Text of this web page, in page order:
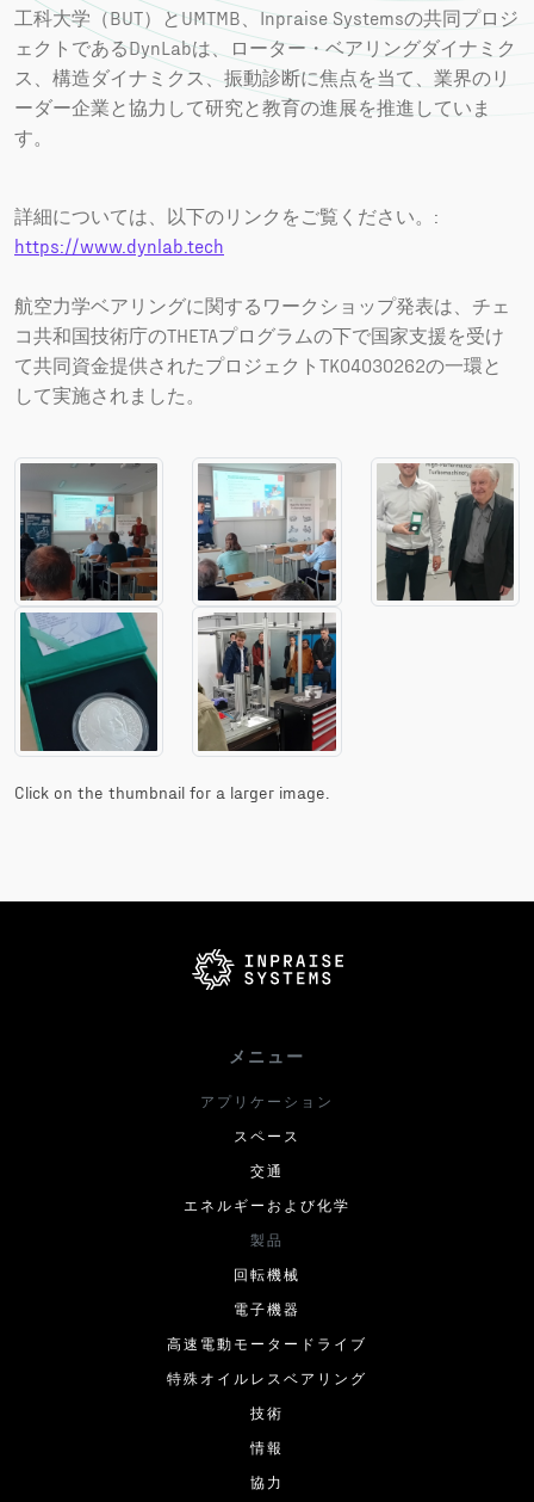
工科大学（BUT）とUMTMB、Inpraise Systemsの共同プロジ
ェクトであるDynLabは、ローター・ベアリングダイナミク
ス、構造ダイナミクス、振動診断に焦点を当て、業界のリ
ーダー企業と協力して研究と教育の進展を推進していま
す。
詳細については、以下のリンクをご覧ください。:
https://www.dynlab.tech
航空力学ベアリングに関するワークショップ発表は、チェ
コ共和国技術庁のTHETAプログラムの下で国家支援を受け
て共同資金提供されたプロジェクトTK04030262の一環と
して実施されました。
Click on the thumbnail for a larger image.
メニュー
アプリケーション
スペース
交通
エネルギーおよび化学
製品
回転機械
電子機器
高速電動モータードライブ
特殊オイルレスベアリング
技術
情報
協力